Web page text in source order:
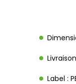
Label :